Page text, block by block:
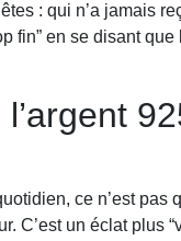
: qui n’a jamais
fin” en se disant
ce n’est pas
C’est un éclat plus